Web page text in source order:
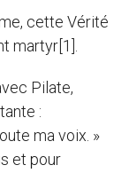
cette Vérité
martyr [1].
Pilate,
:
ma voix. »
et pour